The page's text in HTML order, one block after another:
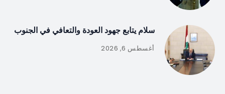
سلام يتابع جهود العودة والتعافي في الجنوب
أغسطس 6, 2026